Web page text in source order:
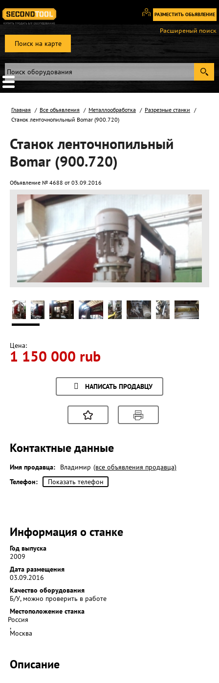
РАЗМЕСТИТЬ ОБЬЯВЛЕНИЕ
Вход
Регистрация
Поиск на карте
Расширеный поиск
Главная Все объявления Металлообработка
Разрезные станки
Станок ленточнопильный Bomar (900.720)
Станок ленточнопильный
Bomar (900.720)
Объявление № 4688 от 03.09.2016
Цена:
1 150 000 rub
НАПИСАТЬ ПРОДАВЦУ
Контактные данные
Имя продавца: Владимир (все объявления продавца)
Телефон:
Показать телефон
Информация о станке
Год выпуска
2009
Дата размещения
03.09.2016
Качество оборудования
Б/У, можно проверить в работе
Местоположение станка
Россия
,
Москва
Описание